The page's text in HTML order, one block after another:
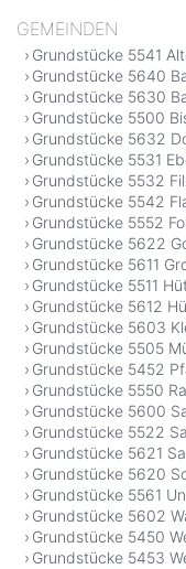
GEMEINDEN
Grundstücke 5541
Grundstücke 5640
Grundstücke 5630
Grundstücke 5500
Grundstücke 5632
Grundstücke 5531
Grundstücke 5532
Grundstücke 5542
Grundstücke 5552
Grundstücke 5622
Grundstücke 5611
Grundstücke 5511
Grundstücke 5612
Grundstücke 5603
Grundstücke 5505
Grundstücke 5452
Grundstücke 5550
Grundstücke 5600
Grundstücke 5522
Grundstücke 5621
Grundstücke 5620
Grundstücke 5561
Grundstücke 5602
Grundstücke 5450
Grundstücke 5453